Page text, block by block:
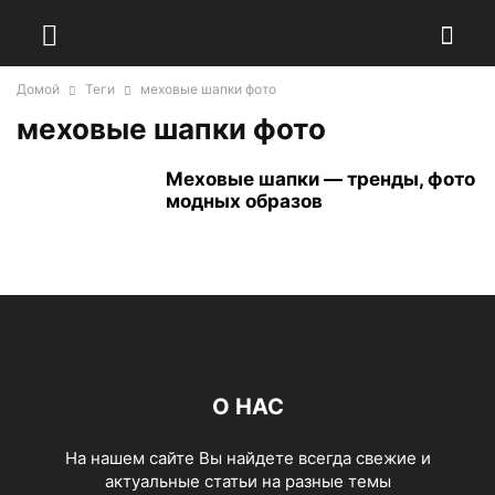
Домой Теги меховые шапки фото
меховые шапки фото
Меховые шапки — тренды, фото
модных образов
О НАС
На нашем сайте Вы найдете всегда свежие и
актуальные статьи на разные темы